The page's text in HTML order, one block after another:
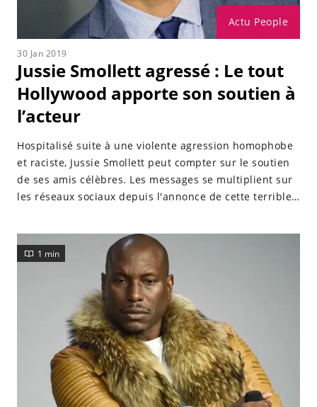
Actu People
30 Jan 2019
Jussie Smollett agressé : Le tout
Hollywood apporte son soutien à
l’acteur
Hospitalisé suite à une violente agression homophobe
et raciste, Jussie Smollett peut compter sur le soutien
de ses amis célèbres. Les messages se multiplient sur
les réseaux sociaux depuis l'annonce de cette terrible
1 min